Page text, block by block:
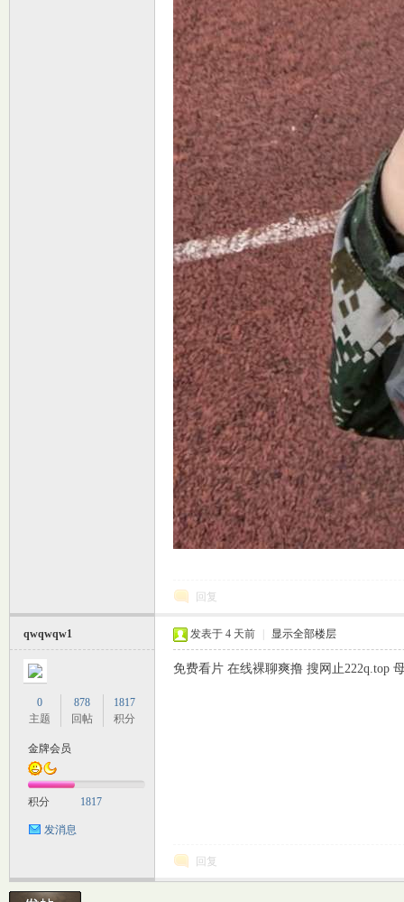
回复
qwqwqw1
0
主题
878
回帖
1817
积分
金牌会员
积分 1817
发消息
发表于 4 天前 显示全部楼层
免费看片 在线裸聊爽撸 搜网止222q.top
回复